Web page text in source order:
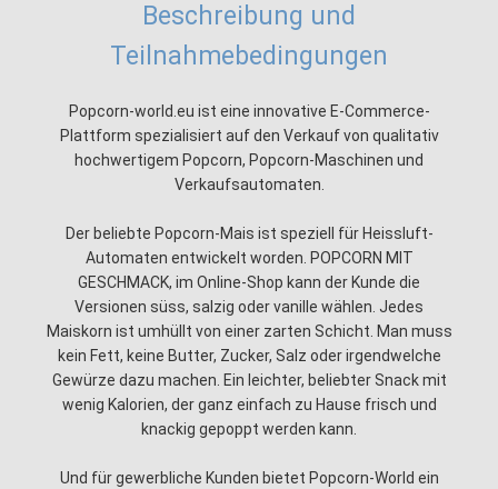
Beschreibung und
Teilnahmebedingungen
Popcorn-world.eu ist eine innovative E-Commerce-
Plattform spezialisiert auf den Verkauf von qualitativ
hochwertigem Popcorn, Popcorn-Maschinen und
Verkaufsautomaten.
Der beliebte Popcorn-Mais ist speziell für Heissluft-
Automaten entwickelt worden. POPCORN MIT
GESCHMACK, im Online-Shop kann der Kunde die
Versionen süss, salzig oder vanille wählen. Jedes
Maiskorn ist umhüllt von einer zarten Schicht. Man muss
kein Fett, keine Butter, Zucker, Salz oder irgendwelche
Gewürze dazu machen. Ein leichter, beliebter Snack mit
wenig Kalorien, der ganz einfach zu Hause frisch und
knackig gepoppt werden kann.
Und für gewerbliche Kunden bietet Popcorn-World ein